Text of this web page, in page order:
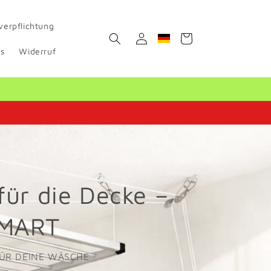
Widerruf
Einloggen
Geolocation Button:
Warenkorb
die Decke –
DEINE WÄSCHE